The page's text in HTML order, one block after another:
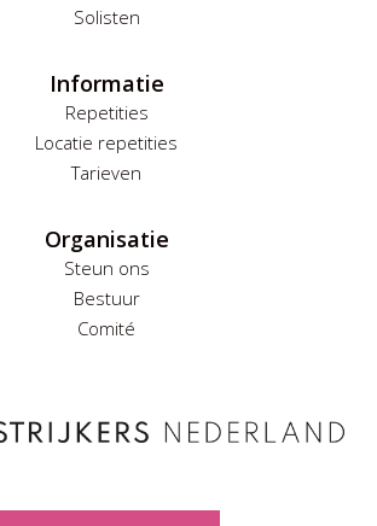
Solisten
Informatie
Repetities
Locatie repetities
Tarieven
Organisatie
Steun ons
Bestuur
Comité